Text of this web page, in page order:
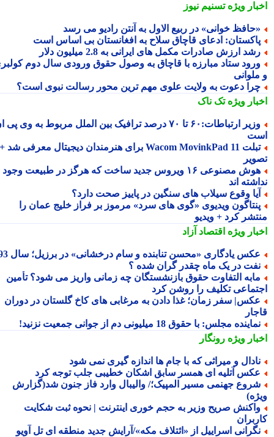
ویژهتسنیم نیوز
خوانی» در ربیع الاول به آنتن رادیو می رسد
ادعای قاچاق سلاح به افغانستان بی اساس است
ارزش صادرات مکمل های ایرانی به 2.8 میلیون دلار
ستاد مبارزه با قاچاق به وصول حقوق ورودی سال دوم کولبری
دعوت به ولایت علوی مهم ترین محور رسالت نبوی است؟
ویژهتک ناک
وزیر ارتباطات:۶۰ تا ۷۰ درصد ترافیک بین الملل مربوط به وی پی ان
تبلت Wacom MovinkPad 11 برای هنرمندان دیجیتال معرفی شد +
هوش مصنوعی ۱۶ ویروس جدید ساخت که هرگز در طبیعت وجود
اند
وقوع سیلاب های سنگین در پاییز صحت دارد؟
ویدیوی «گوی های سرد» مرموز بر فراز خلیج عمان را
کرد + ویدیو
ویژهاقتصاد آزاد
یادگاری «محسن تنابنده و سام درخشانی» در برزیل؛ سال 93
در یک ماه چقدر گران شده ؟
التفاوت حقوق بازنشستگان چه زمانی واریز می شود؟ تأمین
تکلیف را روشن کرد
سفر زمان؛ غذا دادن به مرغابی های کاخ گلستان در دوران
مجلس: با حقوق 18 میلیونی دم از جوانی جمعیت نزنید!
ویژهرونگار
و میراثی که با جام ها اندازه گیری نمی شود
آتلیه ای همسر سابق اشکان خطیبی جلب توجه کرد
جهنمی مسیر المپیک؛/ والیبال وارد فاز جنون شد(گزارش
صریح وزیر به حجم خوری اینترنت | نحوه ثبت شکایت
اسراییل از «ائتلاف مکه»/آرایش جدید منطقه ای تل آویو